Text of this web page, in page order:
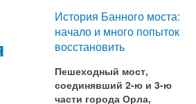
История Банного моста:
начало и много попыток
восстановить
Пешеходный мост,
соединявший 2-ю и 3-ю
части города Орла,